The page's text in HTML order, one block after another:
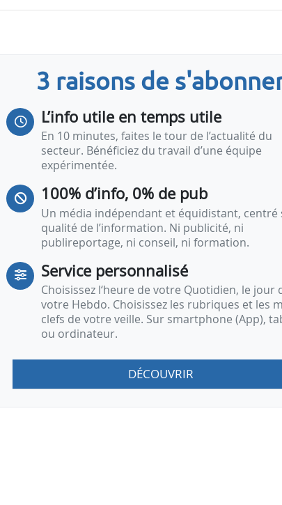
La sélection du mois
3 raisons de
L’info utile en temps utile
En 10 minutes, faites le tour de l’actualité du
secteur. Bénéficiez du travail d’une équipe
expérimentée.
100% d’info, 0% de pub
Un média indépendant et équidistant, centré
qualité de l’information. Ni publicité, ni
publireportage, ni conseil, ni formation.
Service personnalisé
Choisissez l‘heure de votre Quotidien, le jour
votre Hebdo. Choisissez les rubriques et les
clefs de votre veille. Sur smartphone (App),
ou ordinateur.
DÉCOUVRIR